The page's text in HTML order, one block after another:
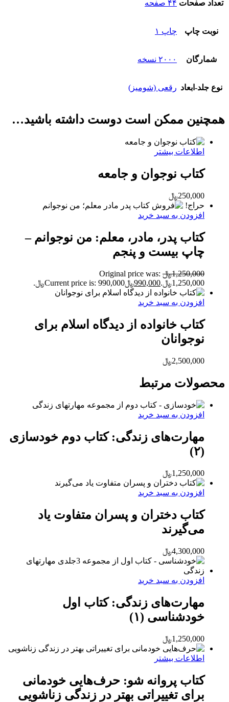
تعداد صفحات ۴۴ صفحه
نوبت چاپ چاپ ۱
شمارگان ۲۰۰۰ نسخه
نوع جلد-ابعاد رقعی (شومیز)
همچنین ممکن است دوست داشته باشید…
اطلاعات بیشتر
کتاب نوجوان و جامعه
250,000﷼
حراج!
افزودن به سبد خرید
کتاب پدر، مادر، معلم: من نوجوانم –
چاپ بیست و پنجم
1,250,000﷼ Original price was:
1,250,000﷼.
990,000﷼Current price is: 990,000﷼.
افزودن به سبد خرید
کتاب خانواده از دیدگاه اسلام برای
نوجوانان
2,500,000﷼
محصولات مرتبط
افزودن به سبد خرید
مهارت‌های زندگی: کتاب دوم خودسازی
(۲)
1,250,000﷼
افزودن به سبد خرید
کتاب دختران و پسران متفاوت یاد
می‌گیرند
4,300,000﷼
افزودن به سبد خرید
مهارت‌های زندگی: کتاب اول
خودشناسی (۱)
1,250,000﷼
اطلاعات بیشتر
کتاب پروانه شو: حرف‌هایی خودمانی
برای تغییراتی بهتر در زندگی زناشویی